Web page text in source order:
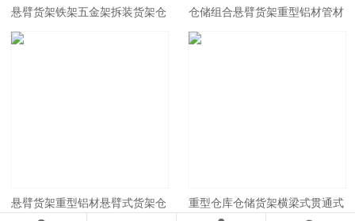
悬臂货架铁架五金架拆装货架仓
库仓储重型悬臂式货架工业铁架
仓储组合悬臂货架重型铝材管材
钢管托臂置物架 单 双面悬臂货
悬臂货架重型铝材悬臂式货架仓
重型仓库仓储货架横梁式贯通式